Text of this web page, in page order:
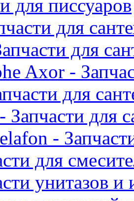
для писсуаров
для
для
Axor -
для
Запчасти для
-
для
унитазов